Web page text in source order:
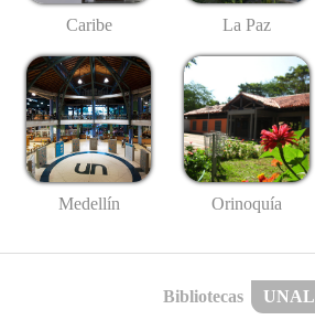
Caribe La Paz
Medellín Orinoquía
Bibliotecas UNAL